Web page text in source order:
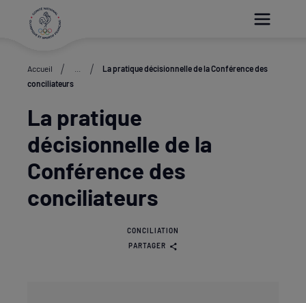
Accueil
La pratique décisionnelle de la Conférence des
conciliateurs
La pratique
décisionnelle de la
Conférence des
conciliateurs
CONCILIATION
PARTAGER
Paramétrer les cookies